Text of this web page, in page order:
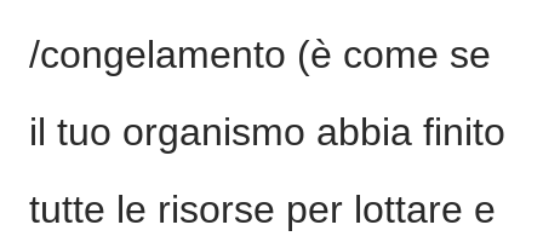
/congelamento (è come se
il tuo organismo abbia finito
tutte le risorse per lottare e